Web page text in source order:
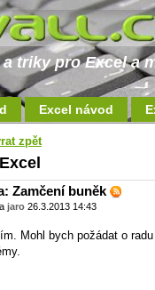
triky pro Excel a
Excel návod
zpět
Zamčení buněk
jaro 26.3.2013 14:43
Mohl bych požádat o